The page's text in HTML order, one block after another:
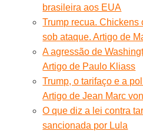
brasileira aos EUA
Trump recua. Chickens
sob ataque. Artigo de
A agressão de
Artigo de Paulo Kliass
Trump, o tarifaço e a
Artigo de Jean Marc
O que diz a lei contra
sancionada por Lula